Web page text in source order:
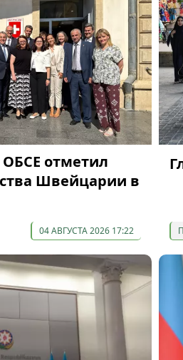
отметил
Швейцарии в
04 АВГУСТА 2026 17:22